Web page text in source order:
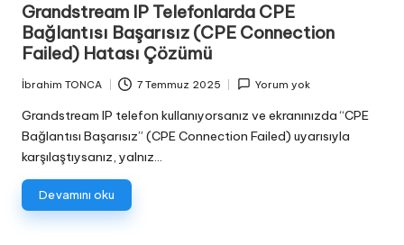
Grandstream IP Telefonlarda CPE
Bağlantısı Başarısız (CPE Connection
Failed) Hatası Çözümü
Posted
by
İbrahim TONCA 7 Temmuz 2025 Yorum yok
Grandstream IP telefon kullanıyorsanız ve ekranınızda “CPE
Bağlantısı Başarısız” (CPE Connection Failed) uyarısıyla
karşılaştıysanız, yalnız…
Devamını oku